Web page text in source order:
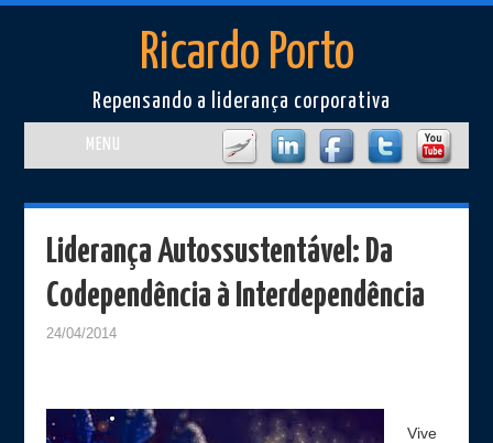
Ricardo Porto
Repensando a liderança corporativa
MENU
Perfil
Artigos
Livros/Filmes
Liderança Autossustentável: Da
Codependência à Interdependência
24/04/2014
Vive